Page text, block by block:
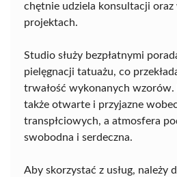
chętnie udziela konsultacji
projektach.
Studio służy bezpłatnymi
pielęgnacji tatuażu, co
trwałość wykonanych wzorów.
także otwarte i przyjazne
transpłciowych, a atmosfera
swobodna i serdeczna.
Aby skorzystać z usług, należy